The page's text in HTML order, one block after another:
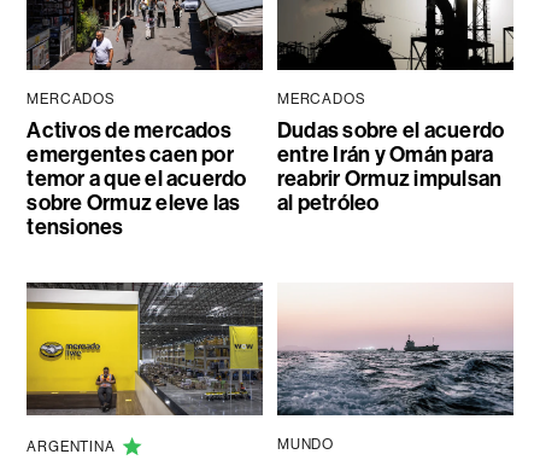
MERCADOS
Activos de mercados
emergentes caen por
temor a que el acuerdo
sobre Ormuz eleve las
tensiones
MERCADOS
Dudas sobre el acuerdo
entre Irán y Omán para
reabrir Ormuz impulsan
al petróleo
ARGENTINA MUNDO